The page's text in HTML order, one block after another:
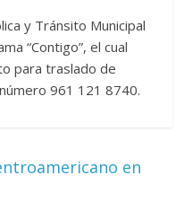
y Tránsito Municipal
“Contigo”, el cual
para traslado de
961 121 8740.
en